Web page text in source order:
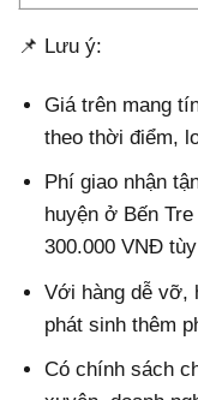
📌 Lưu ý:
Giá trên mang
theo thời điểm,
Phígiao nhận
huyện ở Bến
300.000 VNĐ
Với hàng dễ vỡ,
phát sinh thêm
Có chính sách